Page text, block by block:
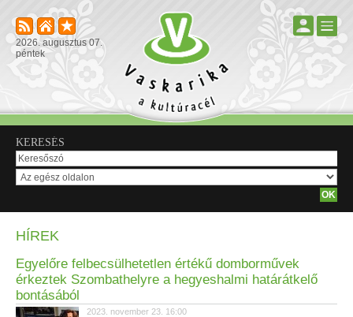
2026. augusztus 07.
péntek
KERESÉS
HÍREK
Egyelőre felbecsülhetetlen értékű domborművek
érkeztek Szombathelyre a hegyeshalmi határátkelő
bontásából
2023. november 23. 16:00